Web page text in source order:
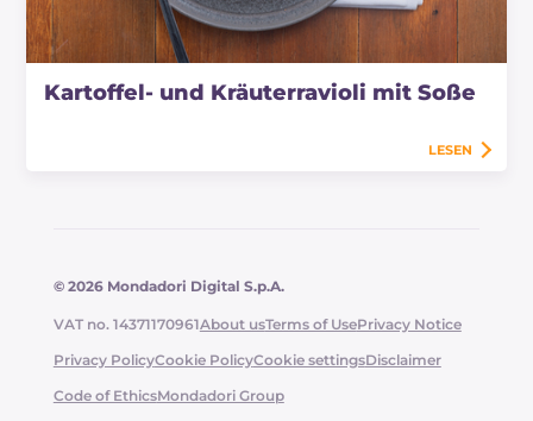
Kartoffel- und Kräuterravioli mit Soße
LESEN
© 2026 Mondadori Digital S.p.A.
VAT no. 14371170961About usTerms of UsePrivacy Notice
Privacy PolicyCookie PolicyCookie settingsDisclaimer
Code of EthicsMondadori Group